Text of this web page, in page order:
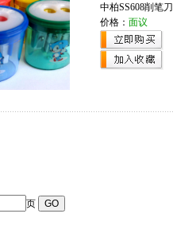
中柏SS608削笔刀
价格： 面议
页